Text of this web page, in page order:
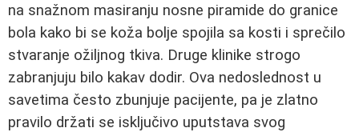
na snažnom masiranju nosne piramide do granice
bola kako bi se koža bolje spojila sa kosti i sprečilo
stvaranje ožiljnog tkiva. Druge klinike strogo
zabranjuju bilo kakav dodir. Ova nedoslednost u
savetima često zbunjuje pacijente, pa je zlatno
pravilo držati se isključivo uputstava svog